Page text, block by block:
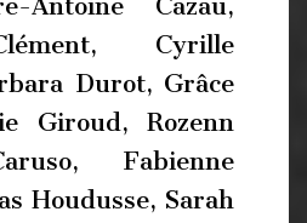
Antoine Cazau,
Cyrille
Durot, Grâce
Giroud, Rozenn
Fabienne
Houdusse, Sarah